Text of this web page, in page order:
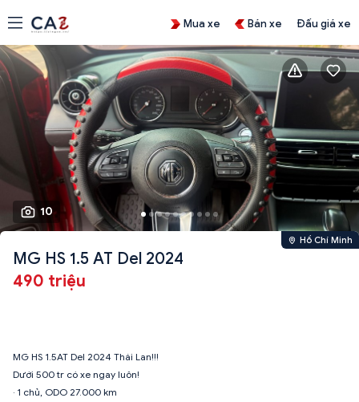
Mua xe Bán xe Đấu giá xe
10
Hồ Chí Minh
MG HS 1.5 AT Del 2024
490 triệu
MG HS 1.5AT Del 2024 Thái Lan!!!
Dưới 500 tr có xe ngay luôn!
· 1 chủ, ODO 27.000 km